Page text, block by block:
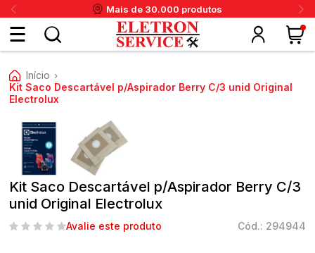
Mais de 30.000 produtos
login
se
PanexKrups TaiffFaetDaneva
Início ›
Kit Saco Descartável p/Aspirador Berry C/3 unid Original
Electrolux
Kit Saco Descartável p/Aspirador Berry C/3
unid Original Electrolux
Avalie este produto Cód.: 294944